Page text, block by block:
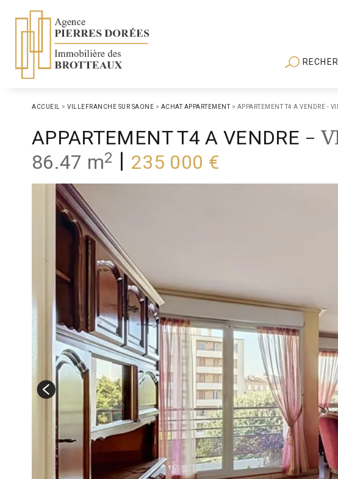
ACCUEIL > VILLEFRANCHE SUR SAONE > ACHAT APPARTEMENT> APPARTEMENT T4 A VENDRE -
APPARTEMENT T4 A VENDRE -
86.47 m2 235 000 €